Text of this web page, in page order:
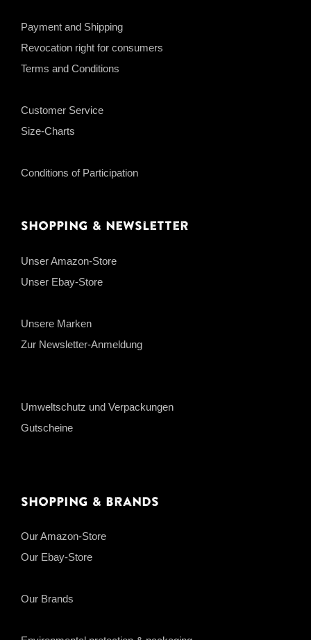
Payment and Shipping
Revocation right for consumers
Terms and Conditions
Customer Service
Size-Charts
Conditions of Participation
Shopping & Newsletter
Unser Amazon-Store
Unser Ebay-Store
Unsere Marken
Zur Newsletter-Anmeldung
Umweltschutz und Verpackungen
Gutscheine
Shopping & Brands
Our Amazon-Store
Our Ebay-Store
Our Brands